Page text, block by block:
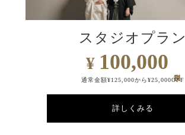
スタジオプラン
¥ 100,000
通常金額¥125,000から¥25,000OFF
詳しくみる